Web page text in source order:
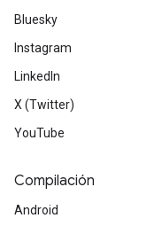
Bluesky
Instagram
LinkedIn
X (Twitter)
YouTube
Compilación
Android